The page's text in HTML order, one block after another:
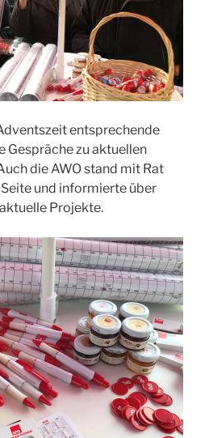
entsprechende
Gespräche zu aktuellen
die AWO stand mit Rat
und informierte über
Projekte.